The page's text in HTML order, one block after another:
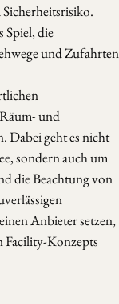
Sicherheitsrisiko.
Spiel, die
und Zufahrten
und
Dabei geht es nicht
sondern auch um
die Beachtung von
Anbieter setzen,
Facility-Konzepts